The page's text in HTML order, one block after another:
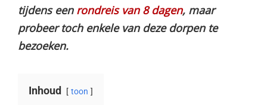
tijdens een rondreis van 8 dagen, maar
probeer toch enkele van deze dorpen te
bezoeken.
Inhoud toon